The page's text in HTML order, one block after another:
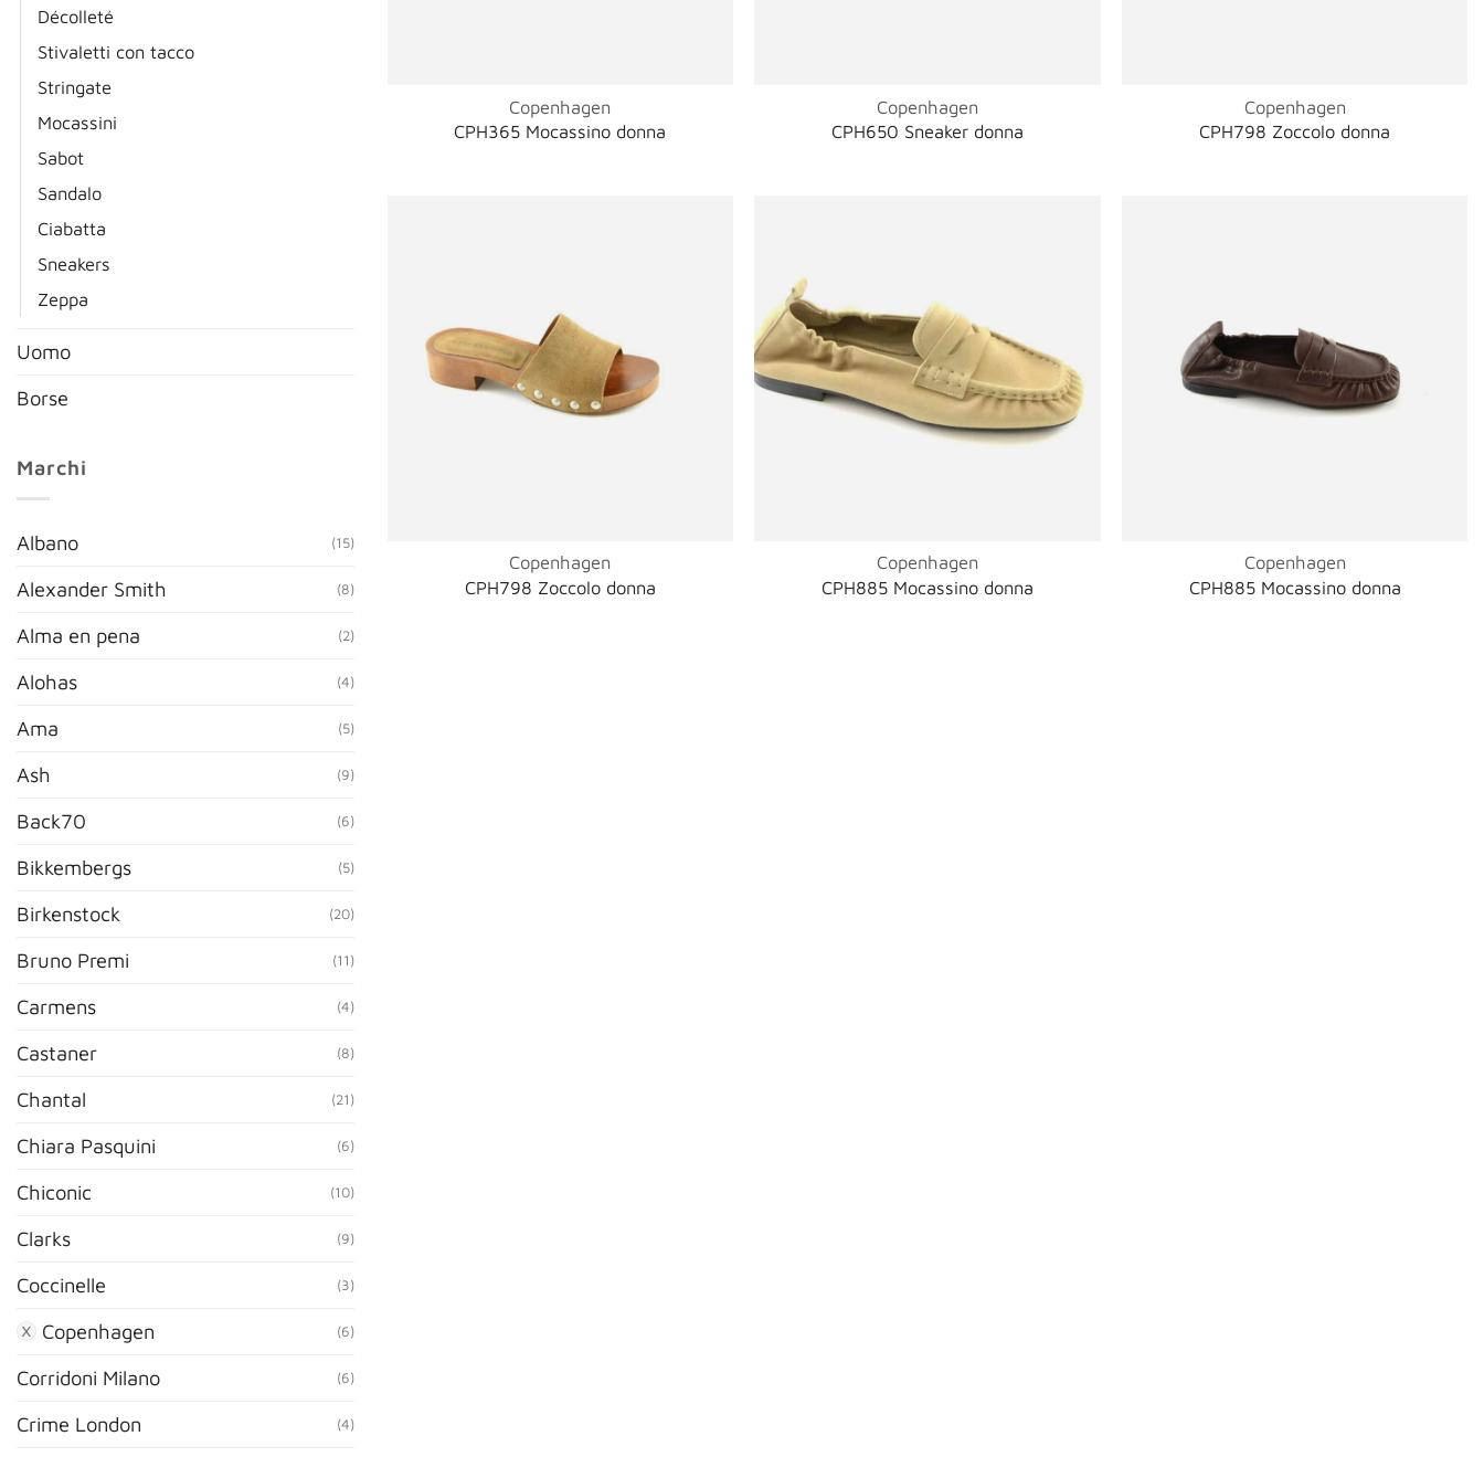
Décolleté
Stivaletti con tacco
Stringate
Mocassini
Sabot
Sandalo
Ciabatta
Sneakers
Zeppa
Uomo
Borse
Marchi
Albano (15)
Alexander Smith (8)
Alma en pena (2)
Alohas (4)
Ama (5)
Ash (9)
Back70 (6)
Bikkembergs (5)
Birkenstock (20)
Bruno Premi (11)
Carmens (4)
Castaner (8)
Chantal (21)
Chiara Pasquini (6)
Chiconic (10)
Clarks (9)
Coccinelle (3)
Copenhagen (6)
Corridoni Milano (6)
Crime London (4)
Copenhagen
CPH365 Mocassino donna
Copenhagen
CPH650 Sneaker donna
Copenhagen
CPH798 Zoccolo donna
Copenhagen
CPH798 Zoccolo donna
Copenhagen
CPH885 Mocassino donna
Copenhagen
CPH885 Mocassino donna